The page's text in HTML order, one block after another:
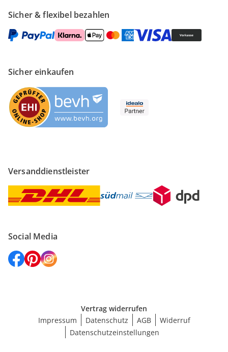
Sicher & flexibel bezahlen
Sicher einkaufen
Versanddienstleister
Social Media
Vertrag widerrufen
Impressum
Datenschutz AGB
Widerruf
Datenschutzeinstellungen